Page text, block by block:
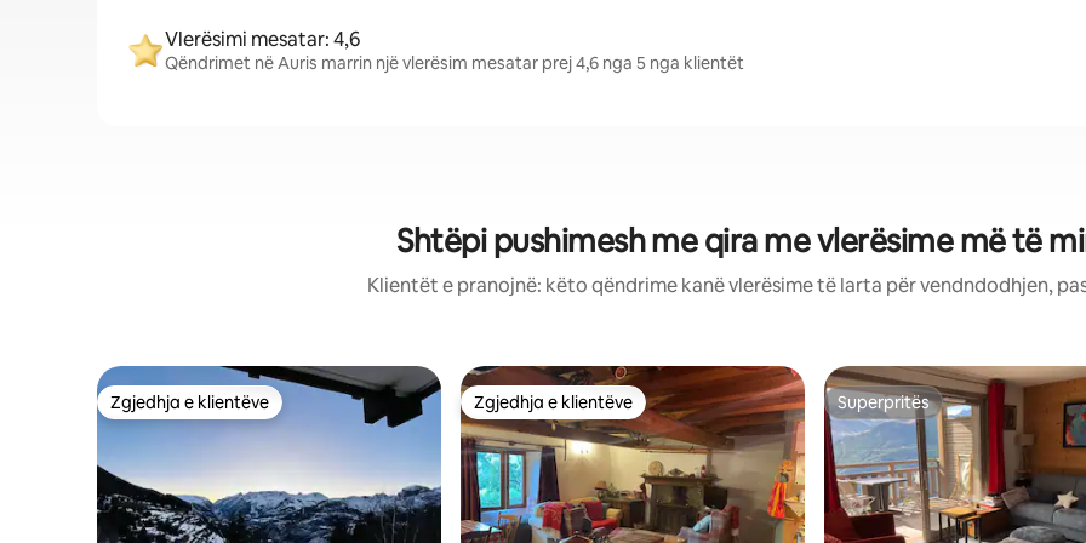
Vlerësimi mesatar: 4,6
Qëndrimet në Auris marrin një vlerësim mesatar prej 4,6 nga 5 nga klientët
Shtëpi pushimesh me qira me vlerësime më të
Klientët e pranojnë: këto qëndrime kanë vlerësime të larta për vendndodhjen,
Zgjedhja e klientëve
Zgjedhja e klientëve Zgjedhja e klientëve
Zgjedhja e klientëve Superpritës
Superpritës